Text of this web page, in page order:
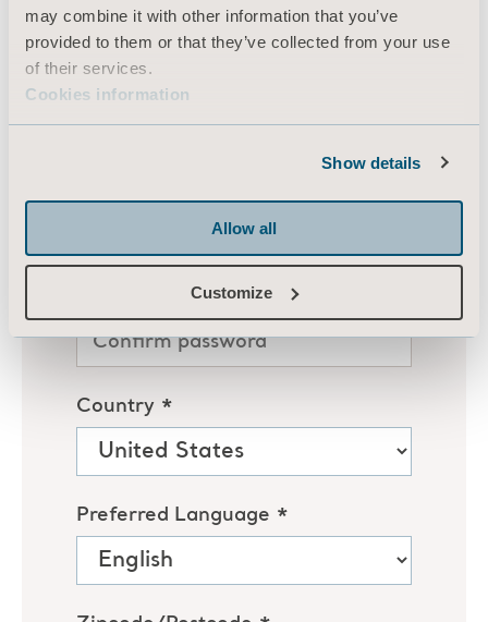
may combine it with other information that you’ve
provided to them or that they’ve collected from your use
of their services.
Cookies information
Show details
Allow all
Customize